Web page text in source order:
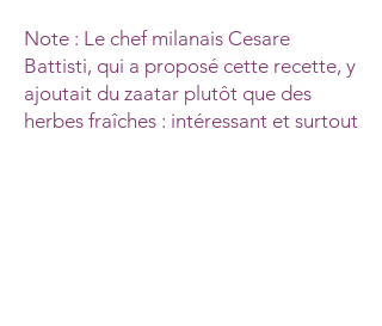
Note : Le chef milanais Cesare
Battisti, qui a proposé cette recette, y
ajoutait du zaatar plutôt que des
herbes fraîches : intéressant et surtout